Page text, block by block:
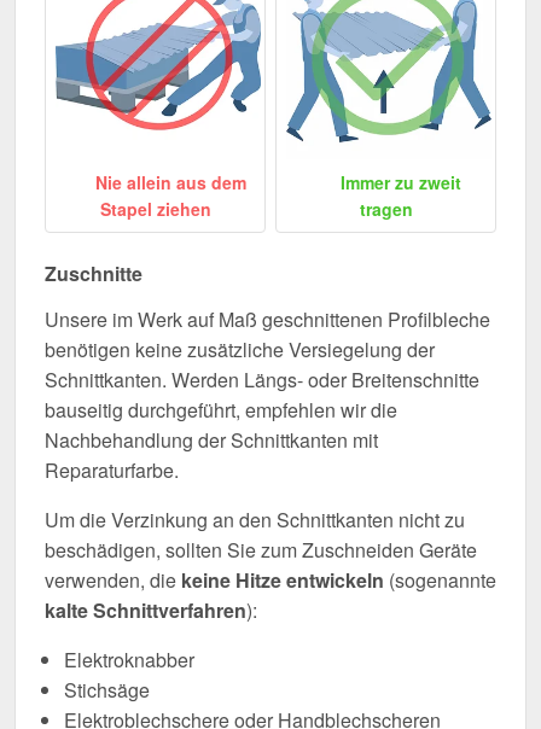
Nie allein aus dem
Stapel ziehen
Immer zu zweit
tragen
Zuschnitte
Unsere im Werk auf Maß geschnittenen Profilbleche
benötigen keine zusätzliche Versiegelung der
Schnittkanten. Werden Längs- oder Breitenschnitte
bauseitig durchgeführt, empfehlen wir die
Nachbehandlung der Schnittkanten mit
Reparaturfarbe.
Um die Verzinkung an den Schnittkanten nicht zu
beschädigen, sollten Sie zum Zuschneiden Geräte
verwenden, die keine Hitze entwickeln (sogenannte
kalte Schnittverfahren):
Elektroknabber
Stichsäge
Elektroblechschere oder Handblechscheren